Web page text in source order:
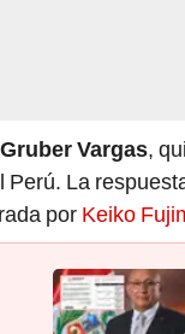
Gruber Vargas,
Perú. La
por Keiko